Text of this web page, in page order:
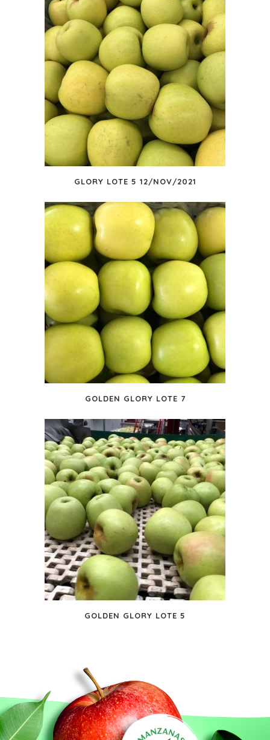
GLORY LOTE 5 12/NOV/2021
GOLDEN GLORY LOTE 7
GOLDEN GLORY LOTE 5